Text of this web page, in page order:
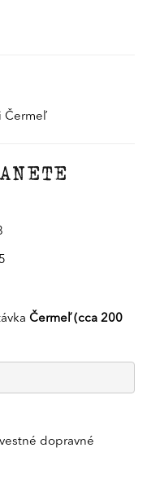
Čermeľ
Čermeľ (cca 200
dopravné